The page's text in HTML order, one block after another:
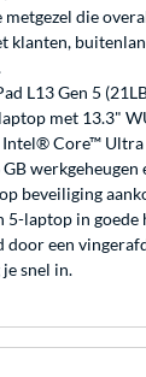
metgezel die
klanten,
L13 Gen 5
met 13.3"
Intel® Core™
werkgeheugen
beveiliging
5-laptop in
door een
snel in.